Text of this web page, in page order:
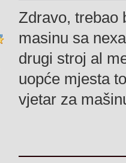
Zdravo, trebao
masinu sa
drugi stroj al
uopće mjesta
vjetar za